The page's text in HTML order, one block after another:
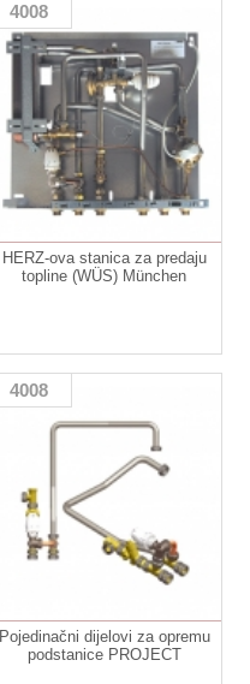
4008
HERZ-ova stanica za predaju
topline (WÜS) München
4008
Pojedinačni dijelovi za opremu
podstanice PROJECT